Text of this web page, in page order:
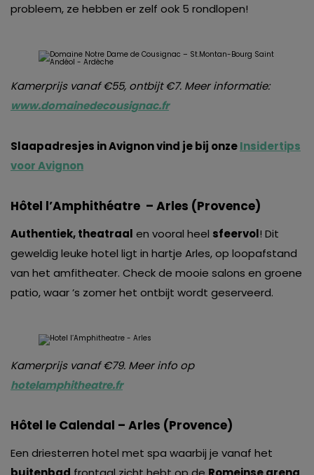
probleem, ze hebben er zelf ook 5 rondlopen!
Kamerprijs vanaf €55, ontbijt €7. Meer informatie:
www.domainedecousignac.fr
Slaapadresjes in Avignon vind je bij onzeInsidertips
voor Avignon
Hôtel l’Amphithéatre – Arles (Provence)
Authentiek, theatraal en vooral heel sfeervol! Dit
geweldig leuke hotel ligt in hartje Arles, op loopafstand
van het amfitheater. Check de mooie salons en groene
patio, waar ’s zomer het ontbijt wordt geserveerd.
Kamerprijs vanaf €79. Meer info op
hotelamphitheatre.fr
Hôtel le Calendal – Arles (Provence)
Een driesterren hotel met spa waarbij je vanaf het